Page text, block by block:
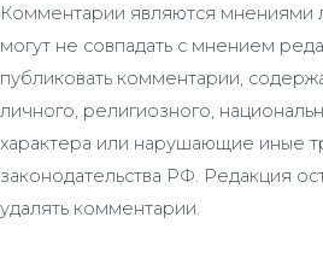
Комментарии являются мнениями
могут не совпадать с мнением
публиковать комментарии,
личного, религиозного,
характера или нарушающие иные
законодательства РФ. Редакция
удалять комментарии.